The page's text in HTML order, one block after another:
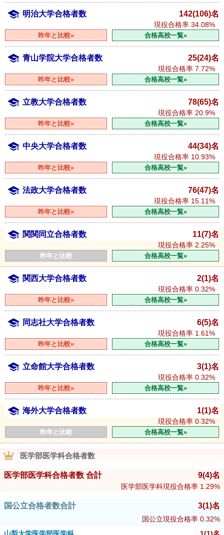
明治大学合格者数 142(106)名
現役合格率 34.08%
昨年と比較» 合格高校一覧»
青山学院大学合格者数 25(24)名
現役合格率 7.72%
昨年と比較» 合格高校一覧»
立教大学合格者数 78(65)名
現役合格率 20.9%
昨年と比較» 合格高校一覧»
中央大学合格者数 44(34)名
現役合格率 10.93%
昨年と比較» 合格高校一覧»
法政大学合格者数 76(47)名
現役合格率 15.11%
昨年と比較» 合格高校一覧»
関関同立合格者数 11(7)名
現役合格率 2.25%
昨年と比較 合格高校一覧»
関西大学合格者数 2(1)名
現役合格率 0.32%
昨年と比較» 合格高校一覧»
同志社大学合格者数 6(5)名
現役合格率 1.61%
昨年と比較» 合格高校一覧»
立命館大学合格者数 3(1)名
現役合格率 0.32%
昨年と比較» 合格高校一覧»
海外大学合格者数 1(1)名
現役合格率 0.32%
昨年と比較 合格高校一覧»
医学部医学科合格者数
医学部医学科合格者数 合計 9(4)名
医学部医学科現役合格率 1.29%
国公立合格者数合計 3(1)名
国公立現役合格率 0.32%
山梨大学医学部医学科
1(1)名